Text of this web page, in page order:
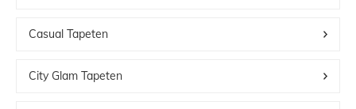
Casual Tapeten
City Glam Tapeten